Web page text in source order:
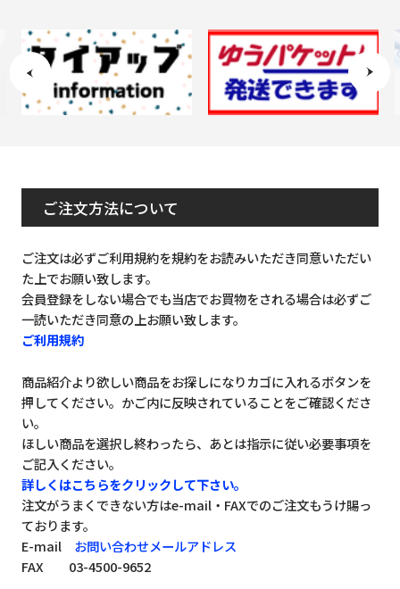
ご注文方法について
ご注文は必ずご利用規約を規約をお読みいただき同意いただい
た上でお願い致します。
会員登録をしない場合でも当店でお買物をされる場合は必ずご
一読いただき同意の上お願い致します。
ご利用規約
商品紹介より欲しい商品をお探しになりカゴに入れるボタンを
押してください。かご内に反映されていることをご確認くださ
い。
ほしい商品を選択し終わったら、あとは指示に従い必要事項を
ご記入ください。
詳しくはこちらをクリックして下さい。
注文がうまくできない方はe-mail・FAXでのご注文もうけ賜っ
ております。
E-mail お問い合わせメールアドレス
FAX 03-4500-9652